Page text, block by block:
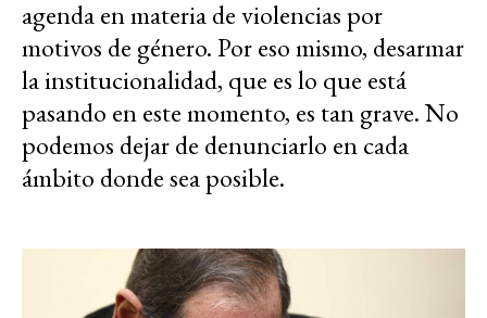
agenda en materia de violencias por
motivos de género. Por eso mismo, desarmar
la institucionalidad, que es lo que está
pasando en este momento, es tan grave. No
podemos dejar de denunciarlo en cada
ámbito donde sea posible.